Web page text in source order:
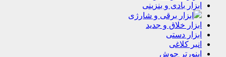
ابزار بادی و بنزینی
ابزار برقی و شارژی
ابزار خلاق و جدید
ابزار دستی
انبر کلاغی
اینورتر جوش